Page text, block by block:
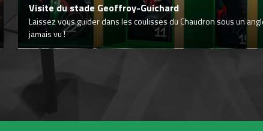
Visite du stade Geoffroy-Guichard
Laissez vous guider dans les coulisses du Chaudron sous un
jamais vu !